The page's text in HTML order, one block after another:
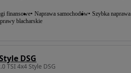
finansowe Naprawa samochodów Szybka naprawa
blacharskie
DSG
TSI 4x4 Style DSG